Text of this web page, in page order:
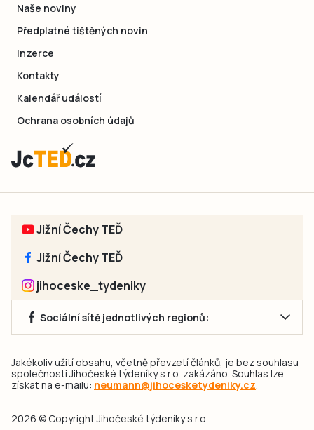
Naše noviny
Předplatné tištěných novin
Inzerce
Kontakty
Kalendář událostí
Ochrana osobních údajů
Jižní Čechy TEĎ
Jižní Čechy TEĎ
jihoceske_tydeniky
Sociální sítě jednotlivých regionů:
Jakékoliv užití obsahu, včetně převzetí článků, je bez souhlasu
společnosti Jihočeské týdeníky s.r.o. zakázáno. Souhlas lze
získat na e-mailu: neumann@jihocesketydeniky.cz.
2026 © Copyright Jihočeské týdeníky s.r.o.